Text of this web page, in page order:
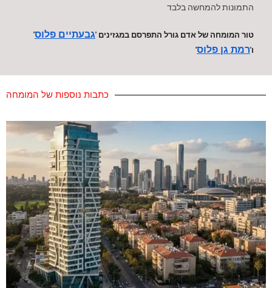
התמונות להמחשה בלבד
טור המומחה של אדם גורל התפרסם במגזינים 'גבעתיים פלוס'
ו'רמת גן פלוס'
כתבות נוספות של המומחה